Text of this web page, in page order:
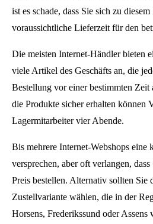
ist es schade, dass Sie sich zu
voraussichtliche Lieferzeit für den
Die meisten Internet-Händler bieten
viele Artikel des Geschäfts an, die
Bestellung vor einer bestimmten
die Produkte sicher erhalten können
Lagermitarbeiter vier Abende.
Bis mehrere Internet-Webshops eine
versprechen, aber oft verlangen,
Preis bestellen. Alternativ sollten Sie
Zustellvariante wählen, die in der
Horsens, Frederikssund oder Assens